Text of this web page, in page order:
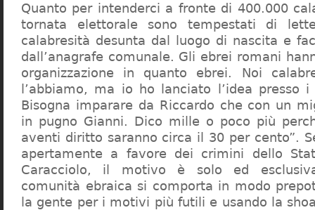
Quanto per intenderci a fronte di 400.000
tornata elettorale sono tempestati di
calabresità desunta dal luogo di nascita e
dall’anagrafe comunale. Gli ebrei romani
organizzazione in quanto ebrei. Noi
l’abbiamo, ma io ho lanciato l’idea presso
Bisogna imparare da Riccardo che con un
in pugno Gianni. Dico mille o poco più
aventi diritto saranno circa il 30 per cento”.
apertamente a favore dei crimini dello
Caracciolo, il motivo è solo ed
comunità ebraica si comporta in modo
la gente per i motivi più futili e usando la